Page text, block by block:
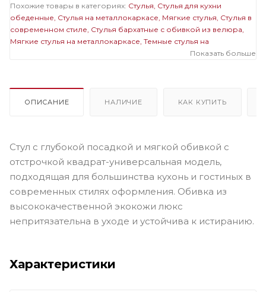
Похожие товары в категориях: Стулья Стулья для кухни
обеденные Стулья на металлокаркасе Мягкие стулья Стулья в
современном стиле Стулья бархатные с обивкой из велюра
Мягкие стулья на металлокаркасе Темные стулья на
Стулья на черном металлокаркасе Стулья
Велюровые темные стулья
Показать больше
ОПИСАНИЕ НАЛИЧИЕ КАК КУПИТЬ
Стул с глубокой посадкой и мягкой обивкой с
отстрочкой квадрат-универсальная модель,
подходящая для большинства кухонь и гостиных в
современных стилях оформления. Обивка из
высококачественной экокожи люкс
непритязательна в уходе и устойчива к истиранию.
Характеристики